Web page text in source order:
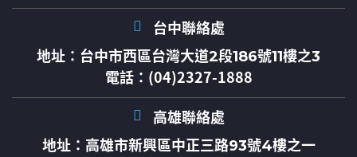
台中聯絡處
地址： 台中市西區台灣大道2段186號11樓之3
電話：(04)2327-1888
高雄聯絡處
地址： 高雄市新興區中正三路93號4樓之一